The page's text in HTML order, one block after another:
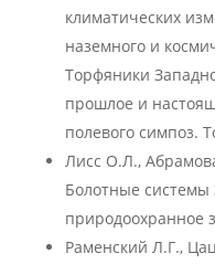
климатических
наземного и
Торфяники
прошлое и
полевого симпоз.
Лисс О.Л.,
Болотные
природоохранное
Раменский Л.Г.,